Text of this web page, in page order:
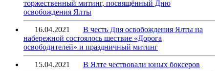
торжественный митинг, посвящённый Дню
освобождения Ялты
16.04.2021
В честь Дня освобождения Ялты на
набережной состоялось шествие «Дорога
освободителей» и праздничный митинг
15.04.2021 В Ялте чествовали юных боксеров